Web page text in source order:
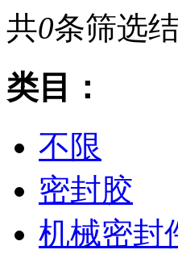
共0条筛选
类目：
不限
密封胶
机械密封